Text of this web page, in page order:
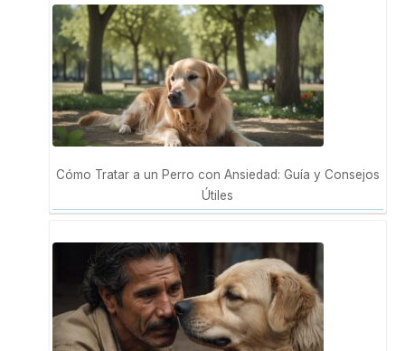
Cómo Tratar a un Perro con Ansiedad: Guía y Consejos
Útiles